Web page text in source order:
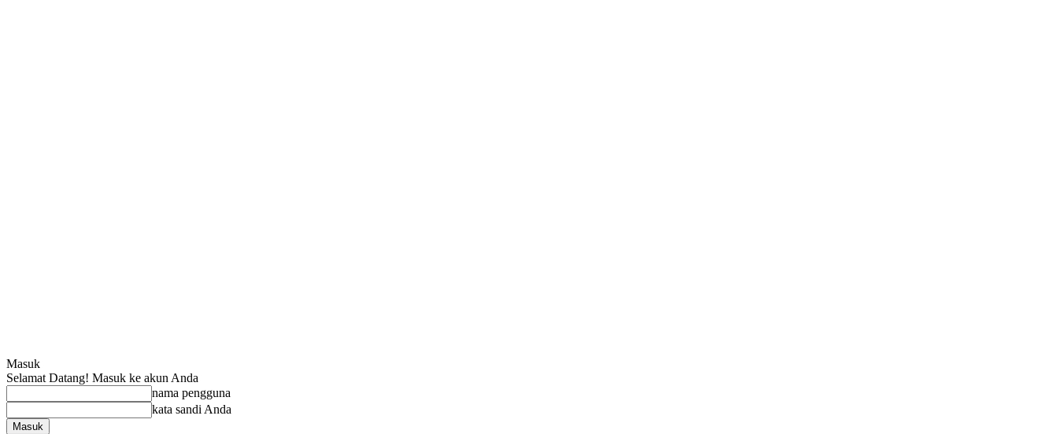
Masuk
Selamat Datang! Masuk ke akun Anda
nama pengguna
kata sandi Anda